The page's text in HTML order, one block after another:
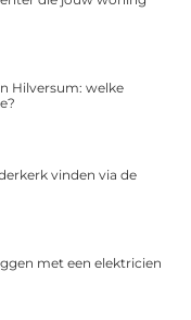
Hilversum: welke
vinden via de
met een elektricien